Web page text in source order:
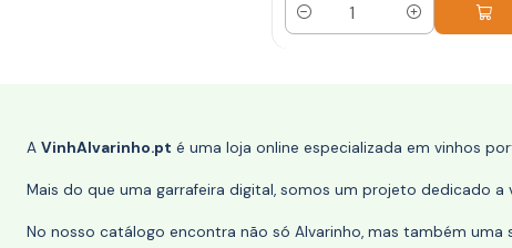
Quantidade
A VinhAlvarinho.pt é uma loja online especializada em vinhos
Mais do que uma garrafeira digital, somos um projeto dedicado
No nosso catálogo encontra não só Alvarinho, mas também